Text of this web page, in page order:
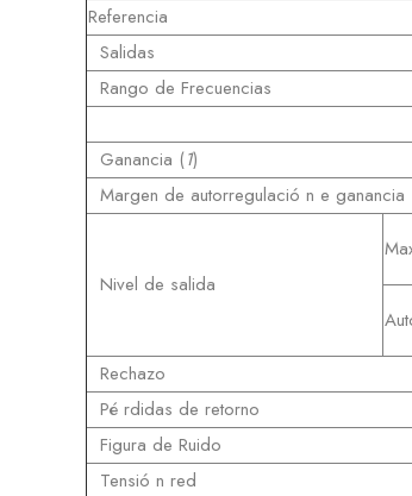
Referencia
Salidas
Rango de Frecuencias
Ganancia (1)
Margen de autorregulació n e ganancia
Nivel de salida
Rechazo
Pé rdidas de retorno
Figura de Ruido
Tensió n red